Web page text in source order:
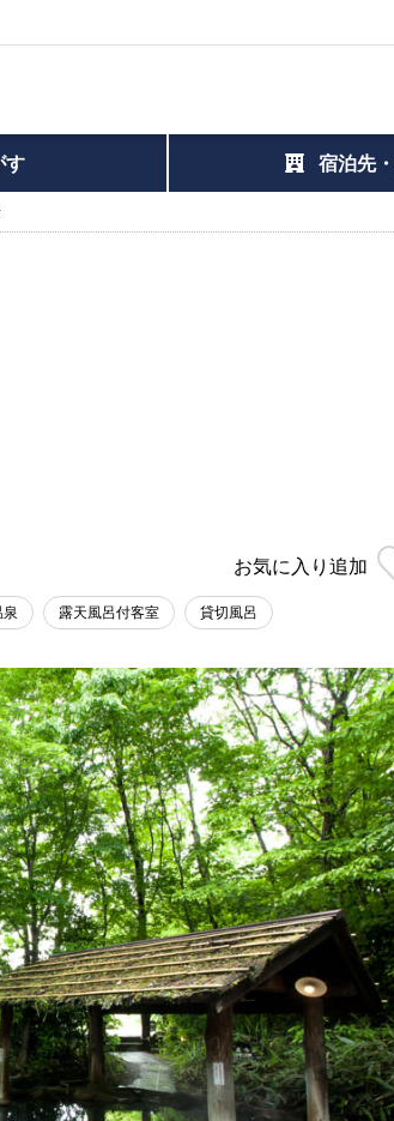
す 宿泊先
お気に入り 追加
泉 露天風呂付客室 貸切風呂